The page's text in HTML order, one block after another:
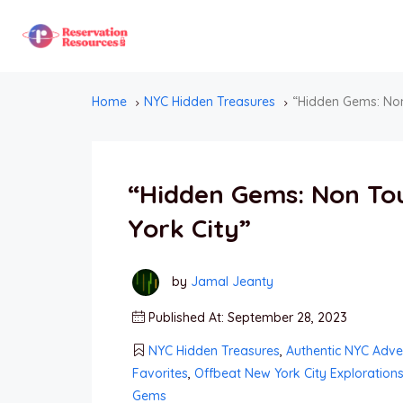
Home NYC Hidden Treasures “Hidden Gems:
“Hidden Gems: Non
York City”
by Jamal Jeanty
Published At: September 28, 2023
NYC Hidden Treasures, Authentic NYC
Favorites, Offbeat New York City Explorations
Gems